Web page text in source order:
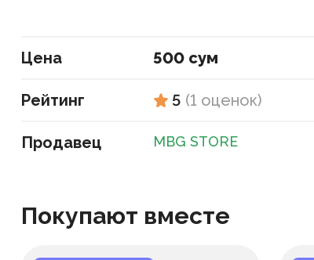
Цена
Рейтинг
Продавец
500 сум
5 (1 оценок)
MBG STORE
Покупают вместе